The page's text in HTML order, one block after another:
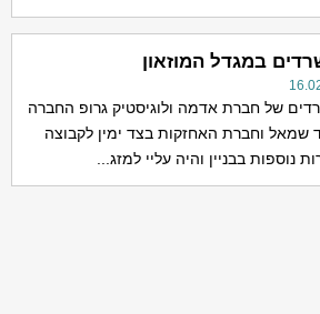
במגדל המוזאון
של חברת אדמה ולוגיסטיק גרופ החברה
שמאל וחברת האחזקות בצד ימין לקבוצה
נוספות בבניין והיה עליי למזג...